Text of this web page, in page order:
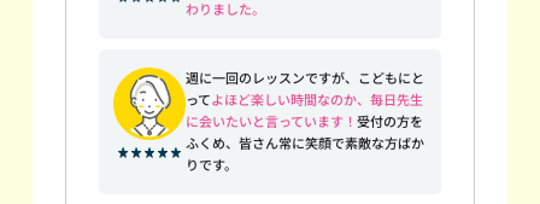
わりました。
週に一回のレッスンですが、こどもにと
ってよほど楽しい時間なのか、毎日先生
に会いたいと言っています！ 受付の方を
ふくめ、皆さん常に笑顔で素敵な方ばか
りです。